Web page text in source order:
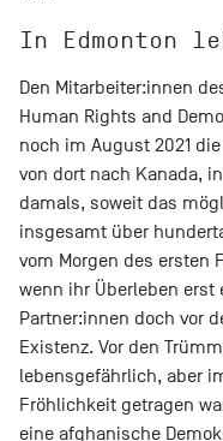
In Edmonton
Den Mitarbeiter:innen
Human Rights and
noch im August 2021
von dort nach Kanada,
damals, soweit das
insgesamt über
vom Morgen des ersten
wenn ihr Überleben
Partner:innen doch vor
Existenz. Vor den
lebensgefährlich, aber
Fröhlichkeit getragen
eine afghanische